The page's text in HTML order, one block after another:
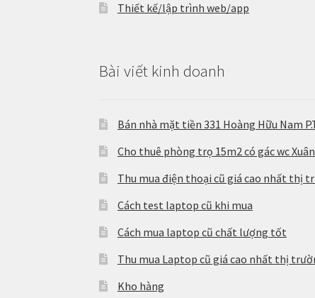
Thiết kế/lập trình web/app
Bài viết kinh doanh
Bán nhà mặt tiền 331 Hoàng Hữu Nam
Cho thuê phòng trọ 15m2 có gác wc
Thu mua điện thoại cũ giá cao nhất thị
Cách test laptop cũ khi mua
Cách mua laptop cũ chất lượng tốt
Thu mua Laptop cũ giá cao nhất thị
Kho hàng